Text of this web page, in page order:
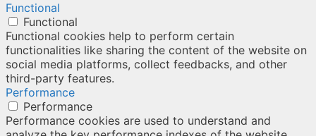
Functional
Functional
Functional cookies help to perform certain
functionalities like sharing the content of the website on
social media platforms, collect feedbacks, and other
third-party features.
Performance
Performance
Performance cookies are used to understand and